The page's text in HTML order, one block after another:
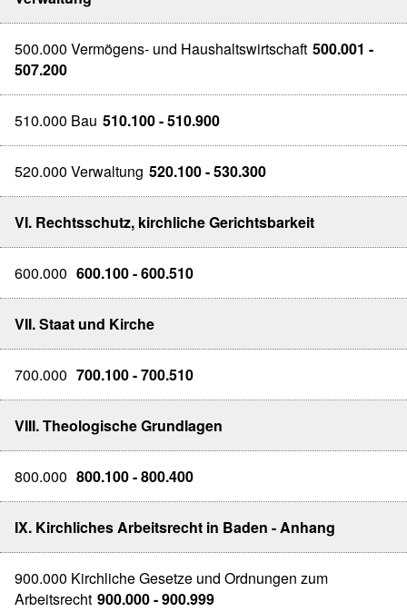
500.000 Vermögens- und Haushaltswirtschaft 500.001 -
507.200
510.000 Bau 510.100 - 510.900
520.000 Verwaltung 520.100 - 530.300
VI. Rechtsschutz, kirchliche Gerichtsbarkeit
600.000 600.100 - 600.510
VII. Staat und Kirche
700.000 700.100 - 700.510
VIII. Theologische Grundlagen
800.000 800.100 - 800.400
IX. Kirchliches Arbeitsrecht in Baden - Anhang
900.000 Kirchliche Gesetze und Ordnungen zum
Arbeitsrecht 900.000 - 900.999